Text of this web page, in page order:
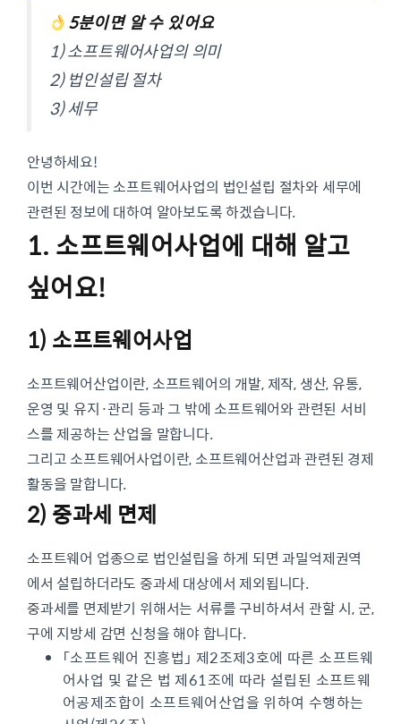
5분이면 알 수 있어요
1) 소프트웨어사업의 의미
2) 법인설립 절차
3) 세무
안녕하세요!
이번 시간에는 소프트웨어사업의 법인설립 절차와 세무에
관련된 정보에 대하여 알아보도록 하겠습니다.
1. 소프트웨어사업에 대해 알고
싶어요!
1) 소프트웨어사업
소프트웨어산업이란, 소프트웨어의 개발, 제작, 생산, 유통,
운영 및 유지·관리 등과 그 밖에 소프트웨어와 관련된 서비
스를 제공하는 산업을 말합니다.
그리고 소프트웨어사업이란, 소프트웨어산업과 관련된 경제
활동을 말합니다.
2) 중과세 면제
소프트웨어 업종으로 법인설립을 하게 되면 과밀억제권역
에서 설립하더라도 중과세 대상에서 제외됩니다.
중과세를 면제받기 위해서는 서류를 구비하셔서 관할 시, 군,
구에 지방세 감면 신청을 해야 합니다.
「소프트웨어 진흥법」 제2조제3호에 따른 소프트웨
어사업 및 같은 법 제61조에 따라 설립된 소프트웨
어공제조합이 소프트웨어산업을 위하여 수행하는